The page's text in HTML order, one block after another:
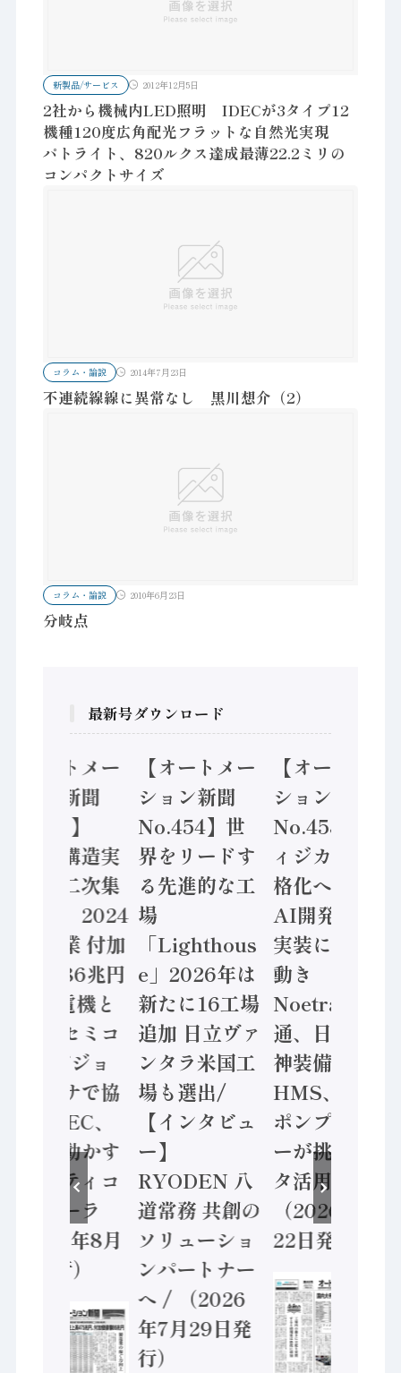
新製品/サービス 2012年12月5日
2社から機械内LED照明 IDECが3タイプ12
機種120度広角配光フラットな自然光実現
パトライト、820ルクス達成最薄22.2ミリの
コンパクトサイズ
コラム・論説 2014年7月23日
不連続線線に異常なし 黒川想介（2）
コラム・論説 2010年6月23日
分岐点
最新号ダウンロード
【オートメー
ション新聞
No.455】
「経済構造実
態調査二次集
計結果」2024
年製造業 付加
価値額86兆円
/ 三菱電機と
ソニーセミコ
ン AIビジョ
ンセンサで協
業 / IDEC、
安全に動かす
セーフティコ
ントローラ
（2026年8月
5日発行）
【オートメー
ション新聞
No.454】世
界をリードす
る先進的な工
場
「Lighthous
e」2026年は
新たに16工場
追加 日立ヴァ
ンタラ米国工
場も選出/
【インタビュ
ー】
RYODEN 八
道常務 共創の
ソリューショ
ンパートナー
へ / （2026
年7月29日発
行）
【オートメー
ション新聞
No.453】フ
ィジカルAI本
格化へ 国産
AI開発や社会
実装に活発な
動き
Noetra、富士
通、日立 / 兵
神装備 ×
HMS、老舗
ポンプメーカ
ーが挑むデー
タ活用 など
（2026年7月
22日発行）